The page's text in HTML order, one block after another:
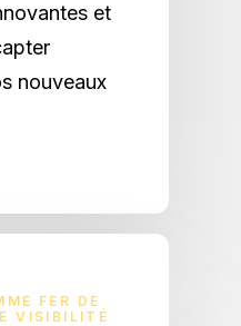
et
nouveaux
FER DE
VISIBILITÉ